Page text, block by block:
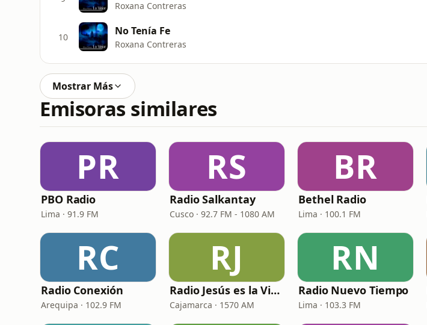
Roxana Contreras
10 No Tenía Fe
Roxana Contreras
Mostrar Más
Emisoras similares
PR
PBO Radio
Lima · 91.9 FM
RS
Radio Salkantay
Cusco · 92.7 FM - 1080 AM
BR
Bethel Radio
Lima · 100.1 FM
RC
Radio Conexión
Arequipa · 102.9 FM
RJ
Radio Jesús es la Vida
Cajamarca · 1570 AM
RN
Radio Nuevo Tiempo
Lima · 103.3 FM